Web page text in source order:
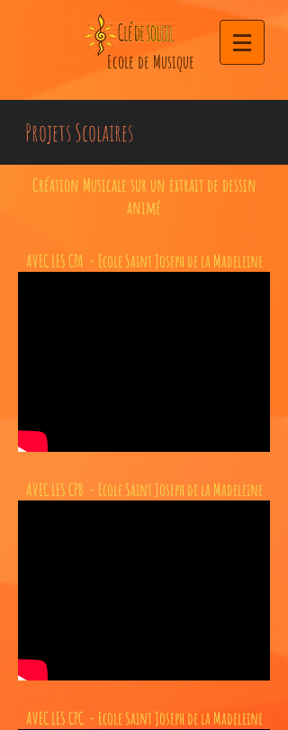
Ecole de Musique
Projets Scolaires
Création Musicale sur un extrait de dessin
animé
AVEC LES CPA - Ecole Saint Joseph de la Madeleine
AVEC LES CPB - Ecole Saint Joseph de la Madeleine
AVEC LES CPC - Ecole Saint Joseph de la Madeleine